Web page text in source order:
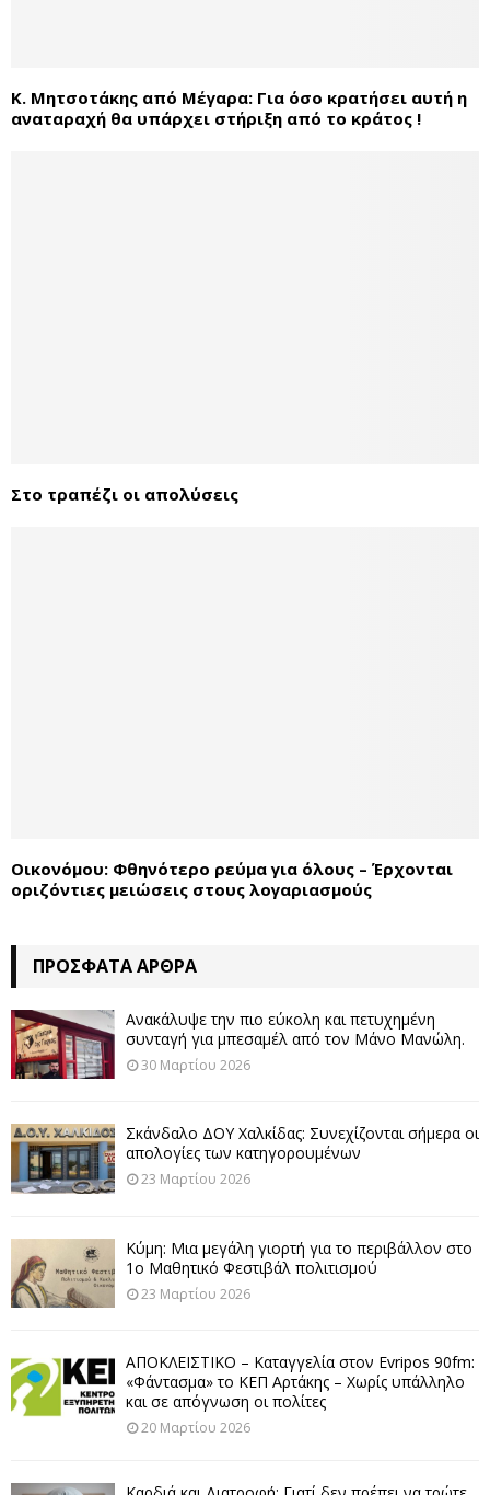
K. Μητσοτάκης από Μέγαρα: Για όσο κρατήσει αυτή η
αναταραχή θα υπάρχει στήριξη από το κράτος !
Στο τραπέζι οι απολύσεις
Οικονόμου: Φθηνότερο ρεύμα για όλους – Έρχονται
οριζόντιες μειώσεις στους λογαριασμούς
ΠΡΌΣΦΑΤΑ ΆΡΘΡΑ
Ανακάλυψε την πιο εύκολη και πετυχημένη
συνταγή για μπεσαμέλ από τον Μάνο Μανώλη.
30 Μαρτίου 2026
Σκάνδαλο ΔΟΥ Χαλκίδας: Συνεχίζονται σήμερα οι
απολογίες των κατηγορουμένων
23 Μαρτίου 2026
Κύμη: Μια μεγάλη γιορτή για το περιβάλλον στο
1ο Μαθητικό Φεστιβάλ πολιτισμού
23 Μαρτίου 2026
ΑΠΟΚΛΕΙΣΤΙΚΟ – Καταγγελία στον Evripos 90fm:
«Φάντασμα» το ΚΕΠ Αρτάκης – Χωρίς υπάλληλο
και σε απόγνωση οι πολίτες
20 Μαρτίου 2026